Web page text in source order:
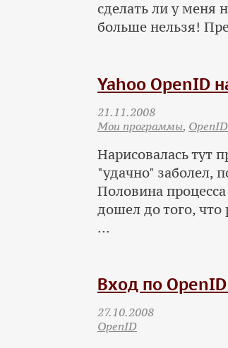
сделать ли у меня
больше нельзя!
Yahoo OpenID
21.11.2008
Мои программы, OpenID
Нарисовалась тут
"удачно" заболел,
Половина
дошел до того, что
...
Вход по
27.10.2008
OpenID